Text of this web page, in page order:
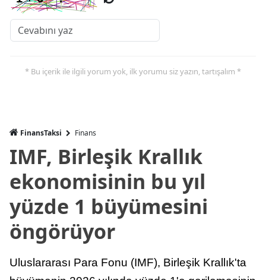
* Bu içerik ile ilgili yorum yok, ilk yorumu siz yazın, tartışalım *
FinansTaksi Finans
IMF, Birleşik Krallık
ekonomisinin bu yıl
yüzde 1 büyümesini
öngörüyor
Uluslararası Para Fonu (IMF), Birleşik Krallık'ta